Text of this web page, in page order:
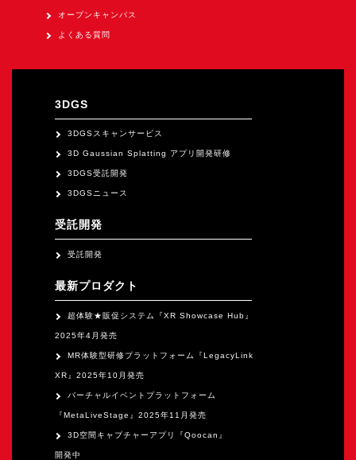
オートモーティブワールド2026
（1/21～23東京ビッグサイト）に出展。
《求人》
求人申込み
オープンキャンパス
資料請求
オープンキャンパス
よくある質問
3DGS
3DGSスキャンサービス
3D Gaussian Splatting アプリ開発研修
3DGS受託開発
3DGSニュース
受託開発
受託開発
最新プロダクト
超体験★販促システム『XR Showcase Hub』
2025年4月発売
MR体験型研修プラットフォーム『LegacyLink
XR』2025年10月発売
バーチャルイベントプラットフォーム
『MetaLiveStage』2025年11月発売
3D空間キャプチャーアプリ『Qoocan』
開発中